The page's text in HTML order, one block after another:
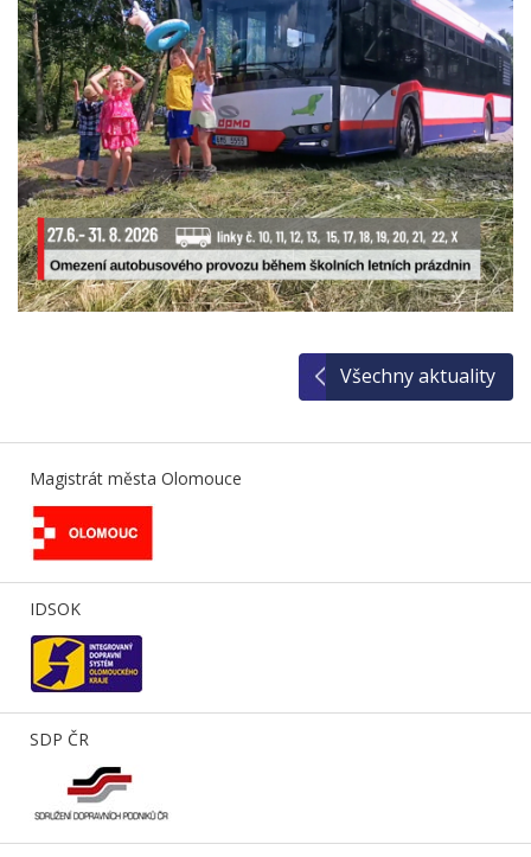
Všechny aktuality
Magistrát města Olomouce
IDSOK
SDP ČR